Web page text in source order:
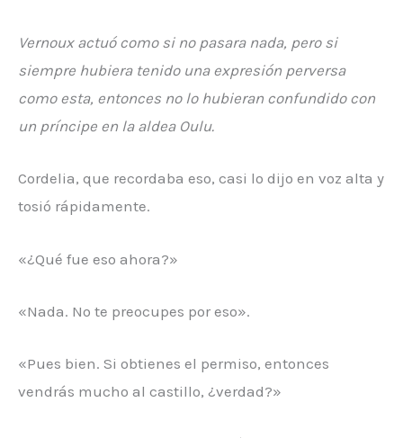
Vernoux actuó como si no pasara nada, pero si
siempre hubiera tenido una expresión perversa
como esta, entonces no lo hubieran confundido con
un príncipe en la aldea Oulu.
Cordelia, que recordaba eso, casi lo dijo en voz alta y
tosió rápidamente.
«¿Qué fue eso ahora?»
«Nada. No te preocupes por eso».
«Pues bien. Si obtienes el permiso, entonces
vendrás mucho al castillo, ¿verdad?»